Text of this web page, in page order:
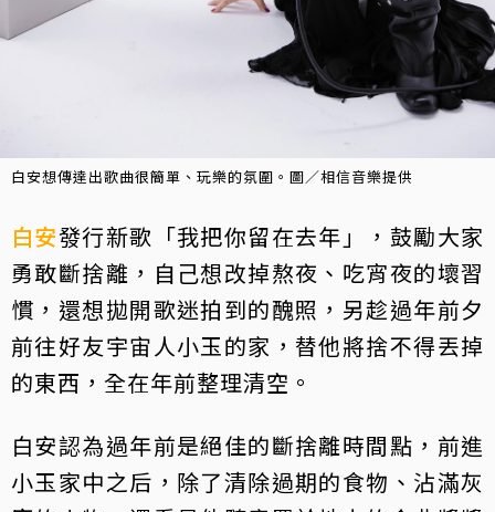
白安想傳達出歌曲很簡單、玩樂的氛圍。圖／相信音樂提供
白安發行新歌「我把你留在去年」，鼓勵大家
勇敢斷捨離，自己想改掉熬夜、吃宵夜的壞習
慣，還想拋開歌迷拍到的醜照，另趁過年前夕
前往好友宇宙人小玉的家，替他將捨不得丟掉
的東西，全在年前整理清空。
白安認為過年前是絕佳的斷捨離時間點，前進
小玉家中之后，除了清除過期的食物、沾滿灰